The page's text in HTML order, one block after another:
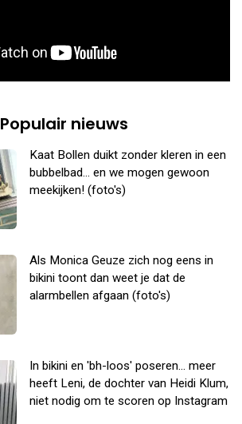
Populair nieuws
Kaat Bollen duikt zonder kleren in een
bubbelbad... en we mogen gewoon
meekijken! (foto's)
Als Monica Geuze zich nog eens in
bikini toont dan weet je dat de
alarmbellen afgaan (foto's)
In bikini en 'bh-loos' poseren... meer
heeft Leni, de dochter van Heidi Klum,
niet nodig om te scoren op Instagram